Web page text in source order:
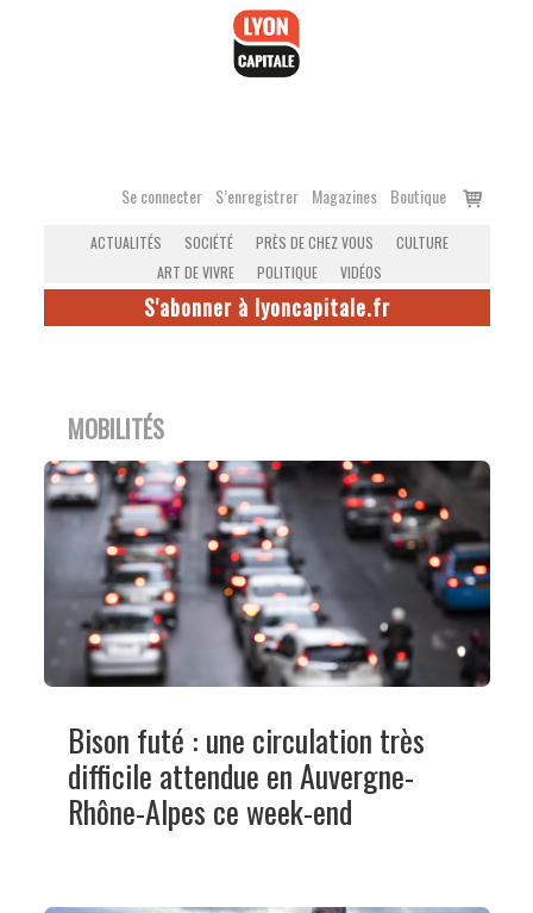
Se connecter S’enregistrer Magazines Boutique
Voir
ACTUALITÉS SOCIÉTÉ PRÈS DE CHEZ VOUS
CULTURE
ART DE VIVRE
POLITIQUE VIDÉOS
S'abonner à lyoncapitale.fr
MOBILITÉS
Bison futé : une circulation très
difficile attendue en Auvergne-
Rhône-Alpes ce week-end